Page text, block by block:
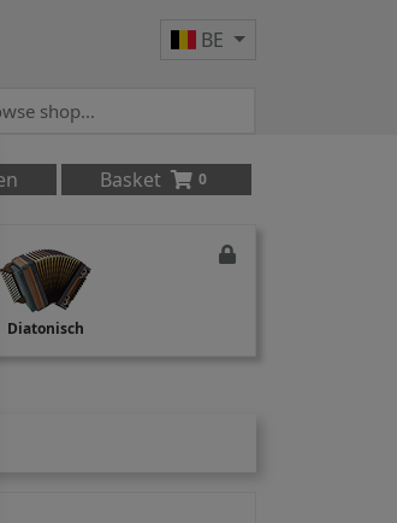
BE
Basket 0
Diatonisch